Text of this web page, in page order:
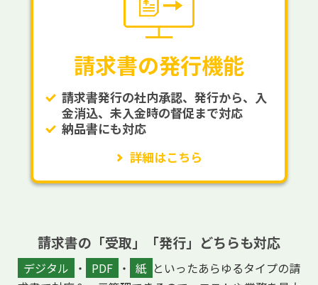
請求書の発行機能
請求書発行の社内承認、発行から、入
金消込、未入金時の督促まで対応
納品書にも対応
詳細はこちら
請求書の「受取」「発行」どちらも対応
デジタル ・ PDF ・ 紙 といったあらゆるタイプの請